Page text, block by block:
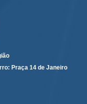
Praça 14 de Janeiro